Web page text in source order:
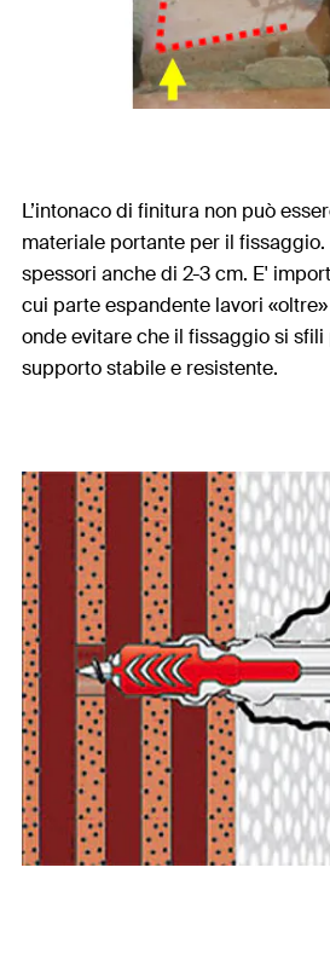
L’intonaco di finitura non può
materiale portante per il
spessori anche di 2-3 cm. E'
cui parte espandente lavori
onde evitare che il fissaggio si
supporto stabile e resistente.